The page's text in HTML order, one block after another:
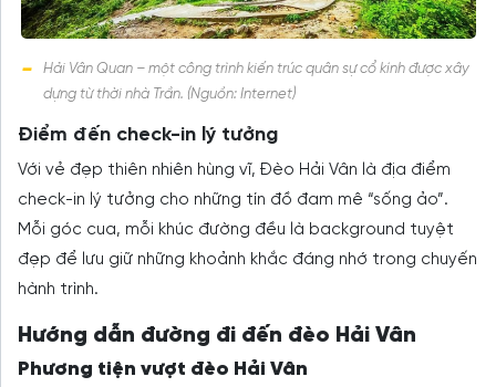
Hải Vân Quan – một công trình kiến trúc quân sự cổ kính được xây
dựng từ thời nhà Trần. (Nguồn: Internet)
Điểm đến check-in lý tưởng
Với vẻ đẹp thiên nhiên hùng vĩ, Đèo Hải Vân là địa điểm
check-in lý tưởng cho những tín đồ đam mê “sống ảo”.
Mỗi góc cua, mỗi khúc đường đều là background tuyệt
đẹp để lưu giữ những khoảnh khắc đáng nhớ trong chuyến
hành trình.
Hướng dẫn đường đi đến đèo Hải Vân
Phương tiện vượt đèo Hải Vân